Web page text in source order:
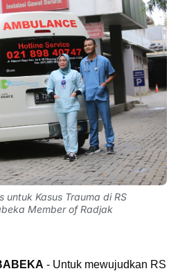
untuk Kasus Trauma di RS
Member of Radjak
- Untuk mewujudkan RS